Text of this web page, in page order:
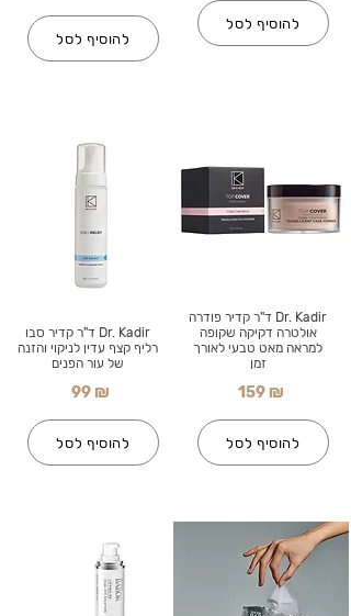
להוסיף לסל
Dr. Kadir ד"ר קדיר סבו
רליף קצף עדין לניקוי והזנה
של עור הפנים
99 ₪
להוסיף לסל
להוסיף לסל
Dr. Kadir ד"ר קדיר פודרה
אולטרה דקיקה שקופה
למראה מאט טבעי לאורך
זמן
159 ₪
להוסיף לסל